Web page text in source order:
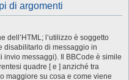
di argomenti
dell’HTML; l’utilizzo è soggetto
disabilitarlo di messaggio in
invio messaggi). Il BBCode è simile
quadre [ e ] anziché tra
maggiore su cosa e come viene